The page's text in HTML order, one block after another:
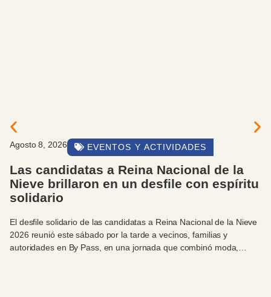
Agosto 8, 2026 EVENTOS Y ACTIVIDADES
Las candidatas a Reina Nacional de la
Nieve brillaron en un desfile con espíritu
solidario
El desfile solidario de las candidatas a Reina Nacional de la Nieve
2026 reunió este sábado por la tarde a vecinos, familias y
autoridades en By Pass, en una jornada que combinó moda,